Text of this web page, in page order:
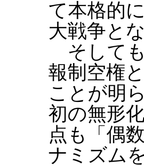
て本格的
大戦争と
そして
報制空権
ことが明
初の無形
点も「偶
ナミズム